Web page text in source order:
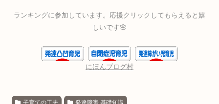
ランキングに参加しています。応援クリックしてもらえると嬉
しいです🌸
にほんブログ村
子育ての工夫 発達障害 基礎知識